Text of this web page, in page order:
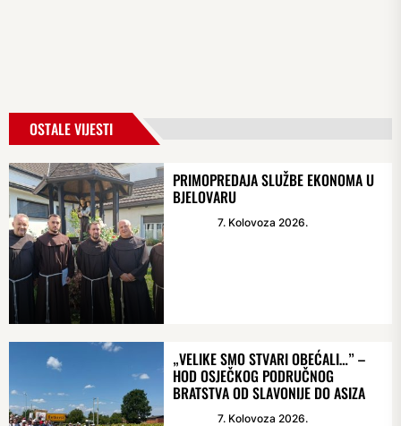
OSTALE VIJESTI
PRIMOPREDAJA SLUŽBE EKONOMA U
BJELOVARU
7. Kolovoza 2026.
„VELIKE SMO STVARI OBEĆALI…” –
HOD OSJEČKOG PODRUČNOG
BRATSTVA OD SLAVONIJE DO ASIZA
7. Kolovoza 2026.